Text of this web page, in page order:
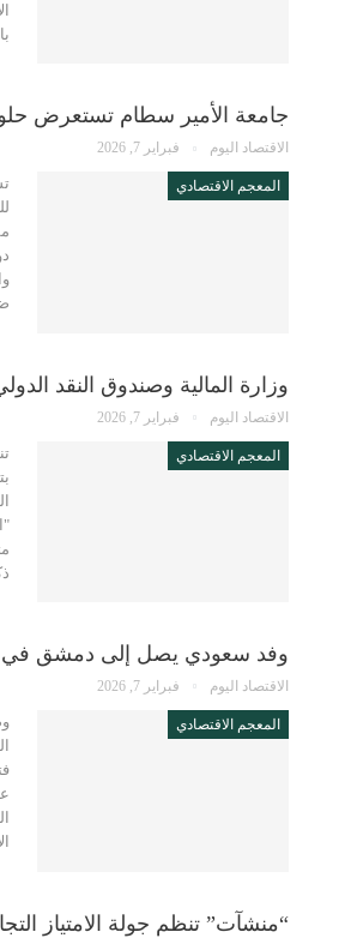
جامعة الأمير سطام تستعرض حلولها
الاقتصاد اليوم فبراير 7, 2026
المعجم الاقتصادي
وزارة المالية وصندوق النقد
الاقتصاد اليوم فبراير 7, 2026
المعجم الاقتصادي
وفد سعودي يصل إلى دمشق في
الاقتصاد اليوم فبراير 7, 2026
المعجم الاقتصادي
“منشآت” تنظم جولة الامتياز